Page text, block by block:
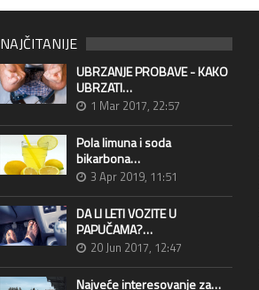
NAJČITANIJE
UBRZANJE PROBAVE - KAKO
UBRZATI…
1 Mar 2017, 22:57
Pola limuna i soda
bikarbona…
3 Apr 2019, 11:51
DA LI LETI VOZITE U
PAPUČAMA?…
20 Jun 2017, 12:47
Najveće interesovanje za…